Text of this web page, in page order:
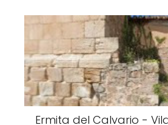
Ermita del Calvario -